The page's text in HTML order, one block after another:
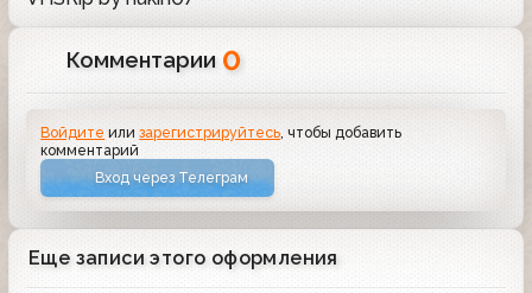
Комментарии 0
Войдите илизарегистрируйтесь , чтобы добавить
комментарий
Вход через Телеграм
Еще записи этого оформления